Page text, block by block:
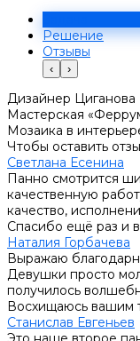
Решение
Отзывы
‹ ›
Дизайнер Циганова
Мастерская
Мозаика в
Чтобы оставить
Светлана Есенина
Панно смотрится
качественную
качество,
Спасибо ещё раз и
Наталия Горбачева
Выражаю
Девушки просто
получилось
Восхищаюсь вашим
Станислав Евгеньев